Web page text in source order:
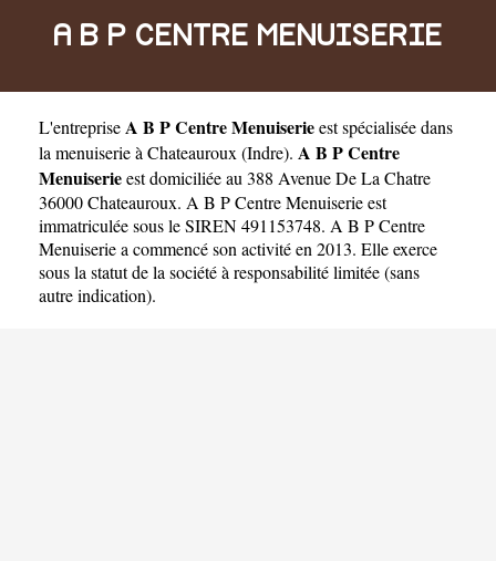
A B P CENTRE MENUISERIE
L'entrepriseA B P Centre Menuiserieestspécialisée dans
la menuiserie à Chateauroux (Indre). A B P Centre
Menuiserieest domiciliée au 388 Avenue De La Chatre
36000 Chateauroux. A B P Centre Menuiserie est
immatriculée sous le SIREN 491153748. A B P Centre
Menuiserie a commencé son activité en 2013. Elle exerce
sous la statut de la société à responsabilité limitée (sans
autre indication).